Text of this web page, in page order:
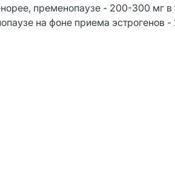
пременопаузе - 200-300 мг в
на фоне приема эстрогенов -